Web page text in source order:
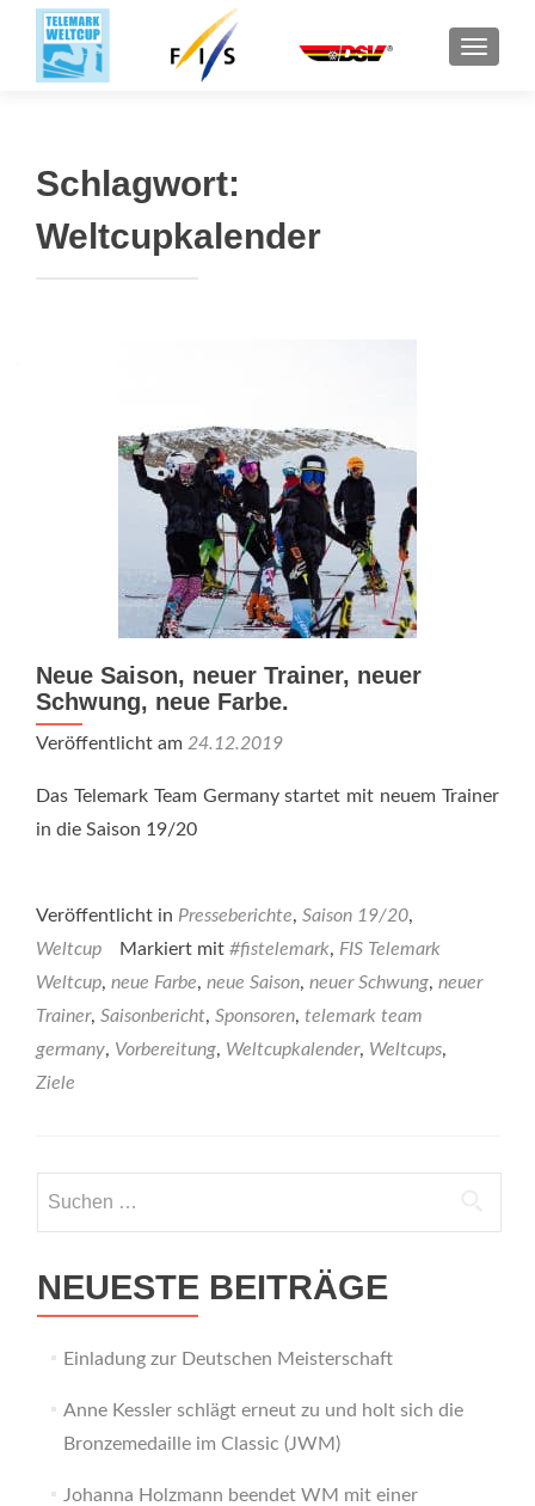
Schlagwort:
Weltcupkalender
Neue Saison, neuer Trainer, neuer
Schwung, neue Farbe.
Veröffentlicht am 24.12.2019
Das Telemark Team Germany startet mit neuem Trainer
in die Saison 19/20
Veröffentlicht in Presseberichte, Saison 19/20,
Weltcup
Markiert mit #fistelemark, FIS Telemark
Weltcup, neue Farbe, neue Saison, neuer Schwung, neuer
Trainer, Saisonbericht, Sponsoren, telemark team
germany, Vorbereitung, Weltcupkalender, Weltcups,
Ziele
NEUESTE BEITRÄGE
Einladung zur Deutschen Meisterschaft
Anne Kessler schlägt erneut zu und holt sich die
Bronzemedaille im Classic (JWM)
Johanna Holzmann beendet WM mit einer